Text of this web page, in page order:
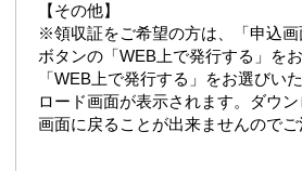
【その他】
※領収証をご希望の方は、「申込
ボタンの「WEB上で発行する」をお
「WEB上で発行する」をお選びい
ロード画面が表示されます。ダウ
画面に戻ることが出来ませんのでご